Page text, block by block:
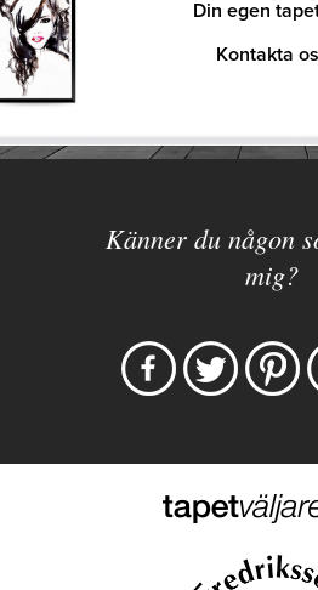
Din egen
Kontakta
Känner du någon
mig?